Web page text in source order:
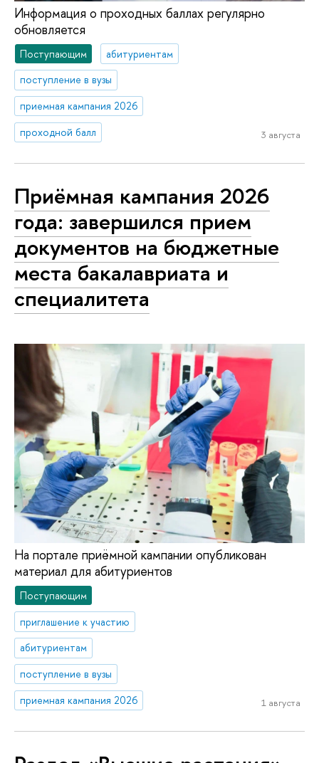
Информация о проходных баллах регулярно
обновляется
Поступающим
абитуриентам
поступление в вузы
приемная кампания 2026
проходной балл
3 августа
Приёмная кампания 2026
года: завершился прием
документов на бюджетные
места бакалавриата и
специалитета
На портале приёмной кампании опубликован
материал для абитуриентов
Поступающим
приглашение к участию
абитуриентам
поступление в вузы
приемная кампания 2026
1 августа